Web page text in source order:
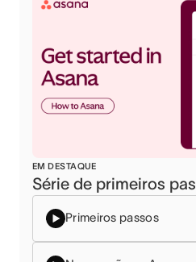
EM DESTAQUE
Série de primeiros
Primeiros passos